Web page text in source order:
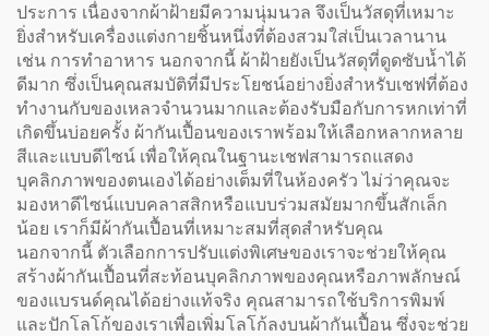
ประการ เนื่องจากผ้าฝ้ายมีความนุ่มนวล จึงเป็นวัสดุที่เหมาะ
ยิ่งสำหรับเครื่องแต่งกายชิ้นหนึ่งที่ต้องสวมใส่เป็นเวลานาน
เช่น การทำอาหาร นอกจากนี้ ผ้าฝ้ายยังเป็นวัสดุที่ดูดซับน้ำได้
ดีมาก ซึ่งเป็นคุณสมบัติที่มีประโยชน์อย่างยิ่งสำหรับเชฟที่ต้อง
ทำงานกับของเหลวจำนวนมากและต้องรับมือกับการหกเท่าที่
เกิดขึ้นบ่อยครั้ง ผ้ากันเปื้อนของเราพร้อมให้เลือกหลากหลาย
สีและแบบดีไซน์ เพื่อให้คุณในฐานะเชฟสามารถแสดง
บุคลิกภาพของตนเองได้อย่างเต็มที่ในห้องครัว ไม่ว่าคุณจะ
มองหาดีไซน์แบบคลาสสิกหรือแบบร่วมสมัยมากขึ้นสักเล็ก
น้อย เราก็มีผ้ากันเปื้อนที่เหมาะสมที่สุดสำหรับคุณ
นอกจากนี้ ตัวเลือกการปรับแต่งพิเศษของเราจะช่วยให้คุณ
สร้างผ้ากันเปื้อนที่สะท้อนบุคลิกภาพของคุณหรือภาพลักษณ์
ของแบรนด์คุณได้อย่างแท้จริง คุณสามารถใช้บริการพิมพ์
และปักโลโก้ของเราเพื่อเพิ่มโลโก้ลงบนผ้ากันเปื้อน ซึ่งจะช่วย